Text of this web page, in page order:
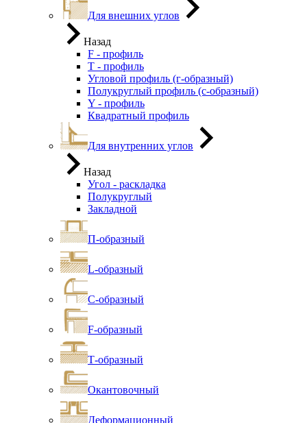
Для внешних углов
Назад
F - профиль
Т - профиль
Угловой профиль (г-образный)
Полукруглый профиль (с-образный)
Y - профиль
Квадратный профиль
Для внутренних углов
Назад
Угол - раскладка
Полукруглый
Закладной
П-образный
L-образный
С-образный
F-образный
Т-образный
Окантовочный
Деформационный